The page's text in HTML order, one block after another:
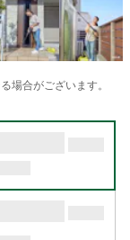
場合がございます。